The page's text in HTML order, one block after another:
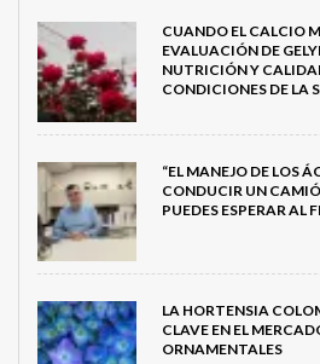
CUANDO EL CALCIO
EVALUACIÓN DE
NUTRICIÓN Y
CONDICIONES DE LA
“EL MANEJO DE LOS
CONDUCIR UN
PUEDES ESPERAR AL
LA HORTENSIA
CLAVE EN EL
ORNAMENTALES